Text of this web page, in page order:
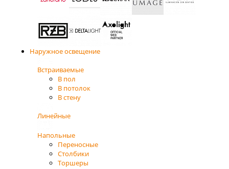
Наружное освещение
Встраиваемые
В пол
В потолок
В стену
Линейные
Напольные
Переносные
Столбики
Торшеры